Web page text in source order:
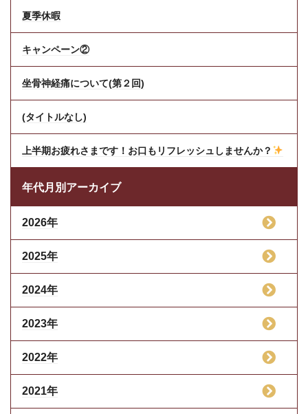
夏季休暇
キャンペーン②
坐骨神経痛について(第２回)
(タイトルなし)
上半期お疲れさまです！お口もリフレッシュしませんか？
年代月別アーカイブ
2026年
2025年
2024年
2023年
2022年
2021年